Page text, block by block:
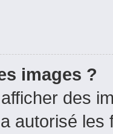
images ?
des
autorisé